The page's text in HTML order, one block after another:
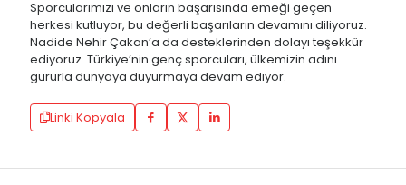
Sporcularımızı ve onların başarısında emeği geçen
herkesi kutluyor, bu değerli başarıların devamını diliyoruz.
Nadide Nehir Çakan’a da desteklerinden dolayı teşekkür
ediyoruz. Türkiye’nin genç sporcuları, ülkemizin adını
gururla dünyaya duyurmaya devam ediyor.
Linki Kopyala